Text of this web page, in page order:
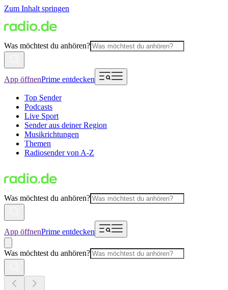
Zum Inhalt springen
Was möchtest du anhören?
App öffnenPrime entdecken
Top Sender
Podcasts
Live Sport
Sender aus deiner Region
Musikrichtungen
Themen
Radiosender von A-Z
Was möchtest du anhören?
App öffnenPrime entdecken
Was möchtest du anhören?